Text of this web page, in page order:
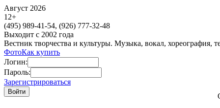
Август 2026
12+
(495) 989-41-54, (926) 777-32-48
Выходит с 2002 года
Вестник творчества и культуры. Музыка, вокал, хореография,
ФотоКак купить
Логин:
Пароль:
Зарегистрироваться